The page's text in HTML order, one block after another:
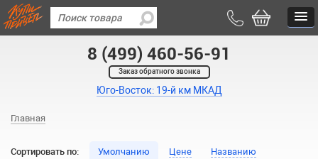
8 (499) 460-56-91
Заказ обратного звонка
Юго-Восток: 19-й км МКАД
Главная
Сортировать по: Умолчанию Цене Названию